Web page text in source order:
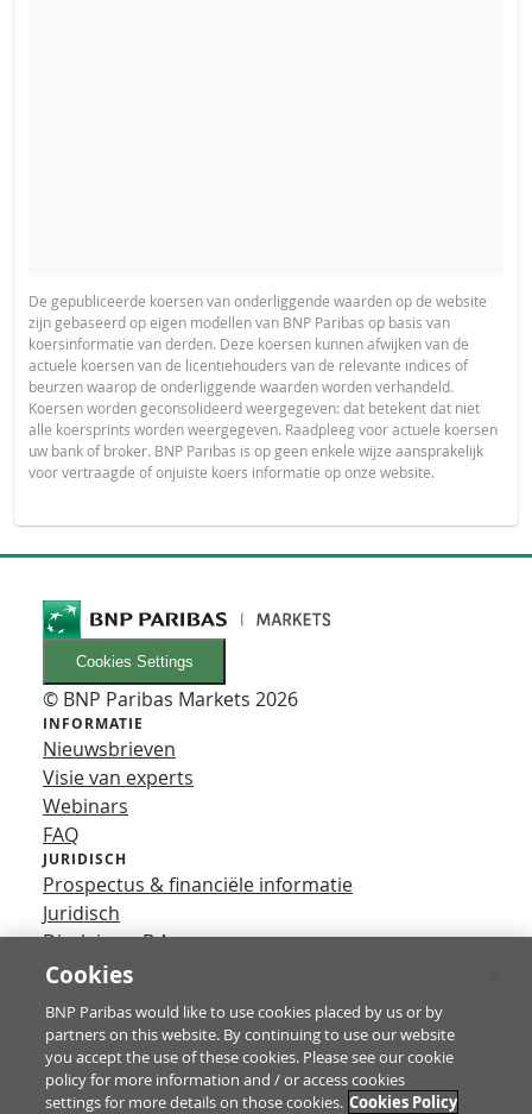
De gepubliceerde koersen van onderliggende waarden op de website
zijn gebaseerd op eigen modellen van BNP Paribas op basis van
koersinformatie van derden. Deze koersen kunnen afwijken van de
actuele koersen van de licentiehouders van de relevante indices of
beurzen waarop de onderliggende waarden worden verhandeld.
Koersen worden geconsolideerd weergegeven: dat betekent dat niet
alle koersprints worden weergegeven. Raadpleeg voor actuele koersen
uw bank of broker. BNP Paribas is op geen enkele wijze aansprakelijk
voor vertraagde of onjuiste koers informatie op onze website.
Cookies Settings
© BNP Paribas Markets 2026
INFORMATIE
Nieuwsbrieven
Visie van experts
Webinars
FAQ
JURIDISCH
Prospectus & financiële informatie
Juridisch
Disclaimer B.A.
Privacy
YouTube
X
Contact
Cookies
BNP Paribas would like to use cookies placed by us or by
partners on this website. By continuing to use our website
you accept the use of these cookies. Please see our cookie
policy for more information and / or access cookies
settings for more details on those cookies. Cookies Policy